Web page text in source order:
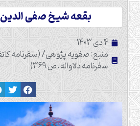
بقعه شیخ صفی الدین
4 دی 1403
سفرنامه دلاواله، ص 369)